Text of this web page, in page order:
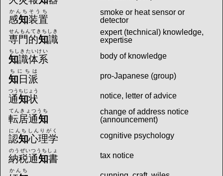
感知装置
かんちそうち
smoke or heat sensor or
detector
専門的知識
せんもんてきちしき
expert (technical) knowledge,
expertise
知識体系
ちしきたいけい
body of knowledge
知 日派
ちにちは
pro-Japanese (group)
通知状
つうちじょう
notice, letter of advice
転居通知
てんきょつうち
change of address notice
(announcement)
認知心理学
にんちしんりがく
cognitive psychology
納税通知書
のうぜいつうちしょ
tax notice
かんち